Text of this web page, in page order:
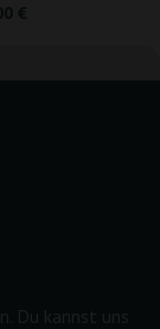
€
Du kannst uns